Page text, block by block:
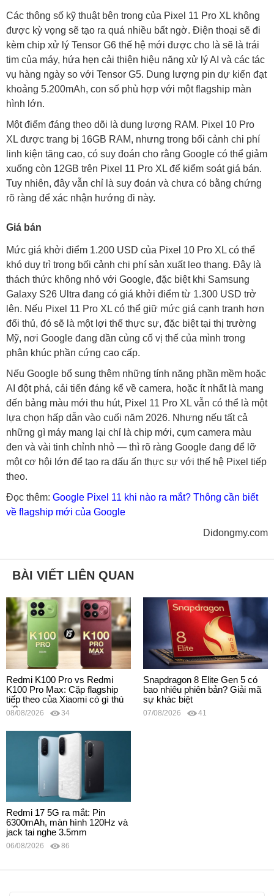
Các thông số kỹ thuật bên trong của Pixel 11 Pro XL không
được kỳ vọng sẽ tạo ra quá nhiều bất ngờ. Điện thoại sẽ đi
kèm chip xử lý Tensor G6 thế hệ mới được cho là sẽ là trái
tim của máy, hứa hẹn cải thiện hiệu năng xử lý AI và các tác
vụ hàng ngày so với Tensor G5. Dung lượng pin dự kiến đạt
khoảng 5.200mAh, con số phù hợp với một flagship màn
hình lớn.
Một điểm đáng theo dõi là dung lượng RAM. Pixel 10 Pro
XL được trang bị 16GB RAM, nhưng trong bối cảnh chi phí
linh kiện tăng cao, có suy đoán cho rằng Google có thể giảm
xuống còn 12GB trên Pixel 11 Pro XL để kiểm soát giá bán.
Tuy nhiên, đây vẫn chỉ là suy đoán và chưa có bằng chứng
rõ ràng để xác nhận hướng đi này.
Giá bán
Mức giá khởi điểm 1.200 USD của Pixel 10 Pro XL có thể
khó duy trì trong bối cảnh chi phí sản xuất leo thang. Đây là
thách thức không nhỏ với Google, đặc biệt khi Samsung
Galaxy S26 Ultra đang có giá khởi điểm từ 1.300 USD trở
lên. Nếu Pixel 11 Pro XL có thể giữ mức giá cạnh tranh hơn
đối thủ, đó sẽ là một lợi thế thực sự, đặc biệt tại thị trường
Mỹ, nơi Google đang dần củng cố vị thế của mình trong
phân khúc phần cứng cao cấp.
Nếu Google bổ sung thêm những tính năng phần mềm hoặc
AI đột phá, cải tiến đáng kể về camera, hoặc ít nhất là mang
đến bảng màu mới thu hút, Pixel 11 Pro XL vẫn có thể là một
lựa chọn hấp dẫn vào cuối năm 2026. Nhưng nếu tất cả
những gì máy mang lại chỉ là chip mới, cụm camera màu
đen và vài tinh chỉnh nhỏ — thì rõ ràng Google đang để lỡ
một cơ hội lớn để tạo ra dấu ấn thực sự với thế hệ Pixel tiếp
theo.
Đọc thêm: Google Pixel 11 khi nào ra mắt? Thông cần biết
về flagship mới của Google
Didongmy.com
BÀI VIẾT LIÊN QUAN
Redmi K100 Pro vs Redmi
K100 Pro Max: Cặp flagship
tiếp theo của Xiaomi có gì thú
vị?
08/08/2026 34
Snapdragon 8 Elite Gen 5 có
bao nhiêu phiên bản? Giải mã
sự khác biệt
07/08/2026 41
Redmi 17 5G ra mắt: Pin
6300mAh, màn hình 120Hz và
jack tai nghe 3.5mm
06/08/2026 86